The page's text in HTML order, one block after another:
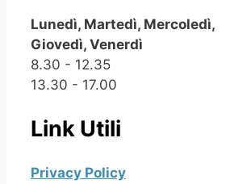
Lunedì, Martedì, Mercoledì,
Giovedì, Venerdì
8.30 - 12.35
13.30 - 17.00
Link Utili
Privacy Policy